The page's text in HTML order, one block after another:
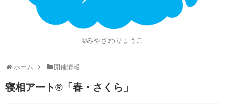
©みやざわりょうこ
ホーム 開催情報
寝相アート®「春・さくら」
ニュース
知的財産権